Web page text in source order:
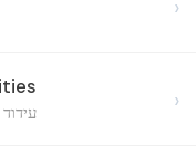
›
›